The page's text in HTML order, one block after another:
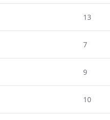
13
7
9
10